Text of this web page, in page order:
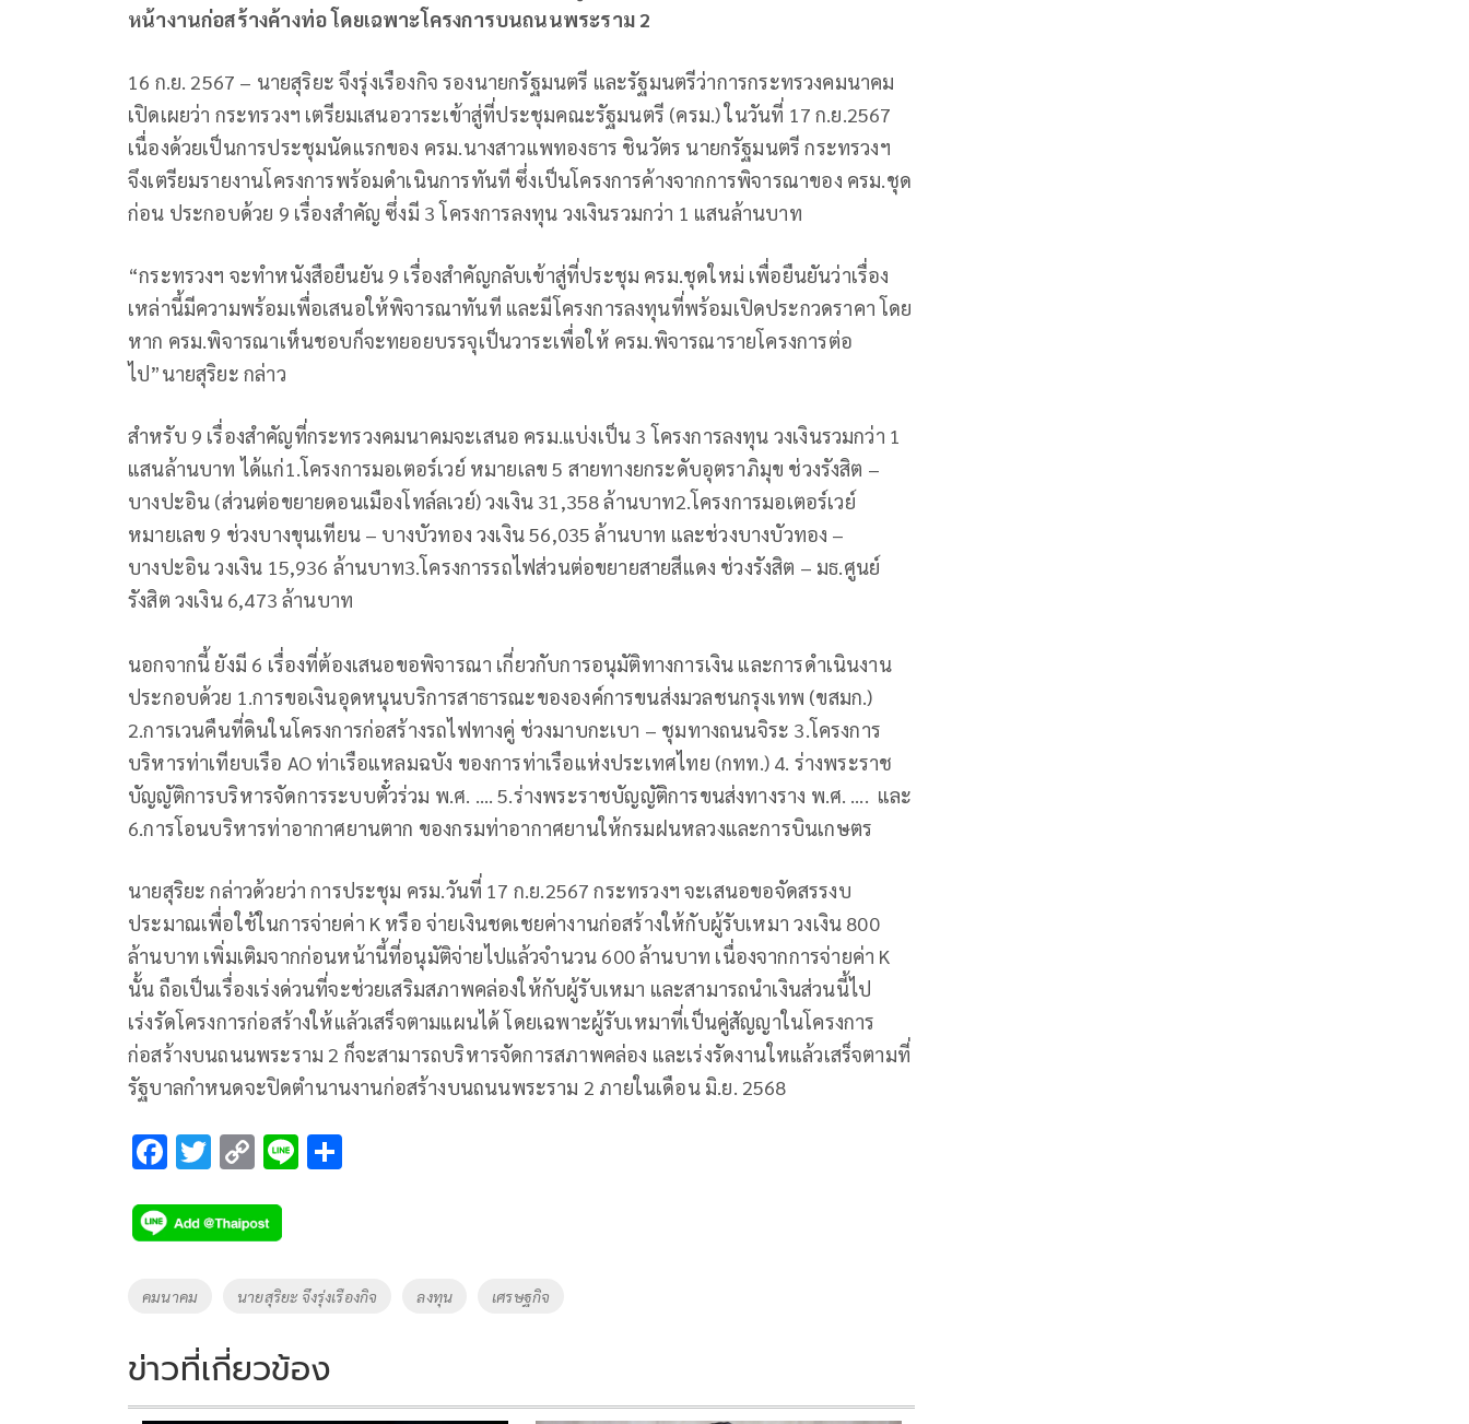
หน้างานก่อสร้างค้างท่อ โดยเฉพาะโครงการบนถนนพระราม 2
16 ก.ย. 2567 – นายสุริยะ จึงรุ่งเรืองกิจ รองนายกรัฐมนตรี และรัฐมนตรีว่าการกระทรวงคมนาคม
เปิดเผยว่า กระทรวงฯ เตรียมเสนอวาระเข้าสู่ที่ประชุมคณะรัฐมนตรี (ครม.) ในวันที่ 17 ก.ย.2567
เนื่องด้วยเป็นการประชุมนัดแรกของ ครม.นางสาวแพทองธาร ชินวัตร นายกรัฐมนตรี กระทรวงฯ
จึงเตรียมรายงานโครงการพร้อมดำเนินการทันที ซึ่งเป็นโครงการค้างจากการพิจารณาของ ครม.ชุด
ก่อน ประกอบด้วย 9 เรื่องสำคัญ ซึ่งมี 3 โครงการลงทุน วงเงินรวมกว่า 1 แสนล้านบาท
“กระทรวงฯ จะทำหนังสือยืนยัน 9 เรื่องสำคัญกลับเข้าสู่ที่ประชุม ครม.ชุดใหม่ เพื่อยืนยันว่าเรื่อง
เหล่านี้มีความพร้อมเพื่อเสนอให้พิจารณาทันที และมีโครงการลงทุนที่พร้อมเปิดประกวดราคา โดย
หาก ครม.พิจารณาเห็นชอบก็จะทยอยบรรจุเป็นวาระเพื่อให้ ครม.พิจารณารายโครงการต่อ
ไป”นายสุริยะ กล่าว
สำหรับ 9 เรื่องสำคัญที่กระทรวงคมนาคมจะเสนอ ครม.แบ่งเป็น 3 โครงการลงทุน วงเงินรวมกว่า 1
แสนล้านบาท ได้แก่1.โครงการมอเตอร์เวย์ หมายเลข 5 สายทางยกระดับอุตราภิมุข ช่วงรังสิต –
บางปะอิน (ส่วนต่อขยายดอนเมืองโทล์ลเวย์) วงเงิน 31,358 ล้านบาท2.โครงการมอเตอร์เวย์
หมายเลข 9 ช่วงบางขุนเทียน – บางบัวทอง วงเงิน 56,035 ล้านบาท และช่วงบางบัวทอง –
บางปะอิน วงเงิน 15,936 ล้านบาท3.โครงการรถไฟส่วนต่อขยายสายสีแดง ช่วงรังสิต – มธ.ศูนย์
รังสิต วงเงิน 6,473 ล้านบาท
นอกจากนี้ ยังมี 6 เรื่องที่ต้องเสนอขอพิจารณา เกี่ยวกับการอนุมัติทางการเงิน และการดำเนินงาน
ประกอบด้วย 1.การขอเงินอุดหนุนบริการสาธารณะขององค์การขนส่งมวลชนกรุงเทพ (ขสมก.)
2.การเวนคืนที่ดินในโครงการก่อสร้างรถไฟทางคู่ ช่วงมาบกะเบา – ชุมทางถนนจิระ 3.โครงการ
บริหารท่าเทียบเรือ AO ท่าเรือแหลมฉบัง ของการท่าเรือแห่งประเทศไทย (กทท.) 4. ร่างพระราช
บัญญัติการบริหารจัดการระบบตั๋วร่วม พ.ศ. …. 5.ร่างพระราชบัญญัติการขนส่งทางราง พ.ศ. …. และ
6.การโอนบริหารท่าอากาศยานตาก ของกรมท่าอากาศยานให้กรมฝนหลวงและการบินเกษตร
นายสุริยะ กล่าวด้วยว่า การประชุม ครม.วันที่ 17 ก.ย.2567 กระทรวงฯ จะเสนอขอจัดสรรงบ
ประมาณเพื่อใช้ในการจ่ายค่า K หรือ จ่ายเงินชดเชยค่างานก่อสร้างให้กับผู้รับเหมา วงเงิน 800
ล้านบาท เพิ่มเติมจากก่อนหน้านี้ที่อนุมัติจ่ายไปแล้วจำนวน 600 ล้านบาท เนื่องจากการจ่ายค่า K
นั้น ถือเป็นเรื่องเร่งด่วนที่จะช่วยเสริมสภาพคล่องให้กับผู้รับเหมา และสามารถนำเงินส่วนนี้ไป
เร่งรัดโครงการก่อสร้างให้แล้วเสร็จตามแผนได้ โดยเฉพาะผู้รับเหมาที่เป็นคู่สัญญาในโครงการ
ก่อสร้างบนถนนพระราม 2 ก็จะสามารถบริหารจัดการสภาพคล่อง และเร่งรัดงานใหแล้วเสร็จตามที่
รัฐบาลกำหนดจะปิดตำนานงานก่อสร้างบนถนนพระราม 2 ภายในเดือน มิ.ย. 2568
F
e
b
o
k
T
tt
er
C
p
y
Li
k
Li
Tags
คมนาคม นายสุริยะ จึงรุ่งเรืองกิจ ลงทุน เศรษฐกิจ
ข่าวที่เกี่ยวข้อง